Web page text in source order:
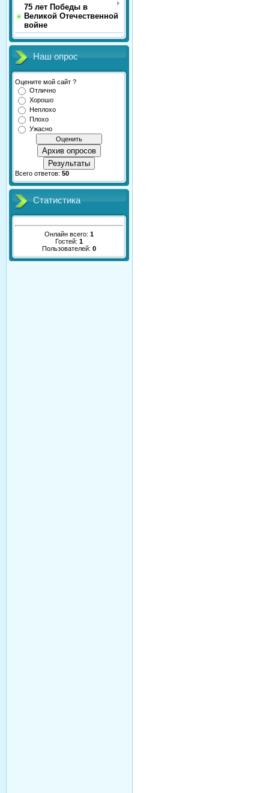
75 лет Победы в
Великой Отечественной
войне
Наш опрос
Оцените мой сайт ?
Отлично
Хорошо
Неплохо
Плохо
Ужасно
Архив опросов
Результаты
Всего ответов: 50
Статистика
Онлайн всего: 1
Гостей: 1
Пользователей: 0